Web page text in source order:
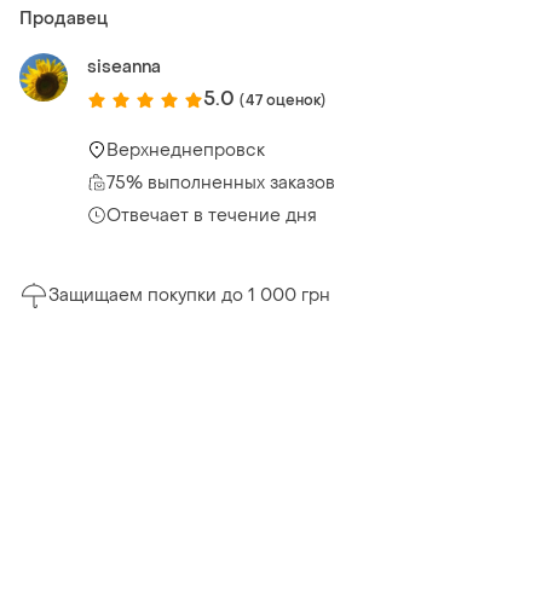
Продавец
siseanna
5.0 (47 оценок)
Верхнеднепровск
75% выполненных заказов
Отвечает в течение дня
Защищаем покупки до 1 000 грн